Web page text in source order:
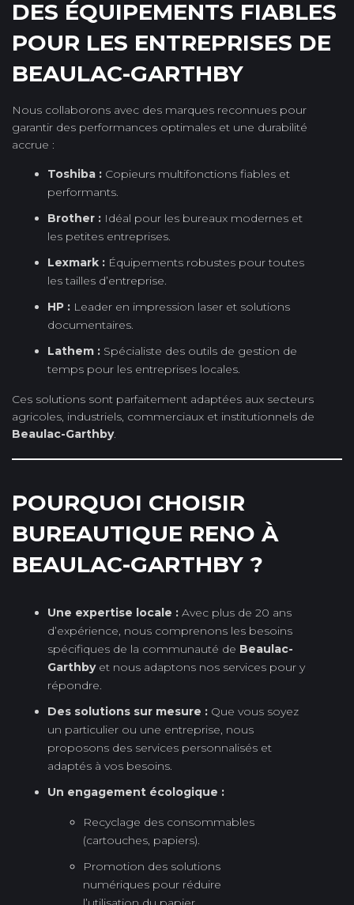
DES ÉQUIPEMENTS FIABLES
POUR LES ENTREPRISES DE
BEAULAC-GARTHBY
Nous collaborons avec des marques reconnues pour
garantir des performances optimales et une durabilité
accrue :
Toshiba : Copieurs multifonctions fiables et
performants.
Brother : Idéal pour les bureaux modernes et
les petites entreprises.
Lexmark : Équipements robustes pour toutes
les tailles d’entreprise.
HP : Leader en impression laser et solutions
documentaires.
Lathem : Spécialiste des outils de gestion de
temps pour les entreprises locales.
Ces solutions sont parfaitement adaptées aux secteurs
agricoles, industriels, commerciaux et institutionnels de
Beaulac-Garthby.
POURQUOI CHOISIR
BUREAUTIQUE RENO À
BEAULAC-GARTHBY ?
Une expertise locale : Avec plus de 20 ans
d’expérience, nous comprenons les besoins
spécifiques de la communauté de Beaulac-
Garthbyet nous adaptons nos services pour y
répondre.
Des solutions sur mesure : Que vous soyez
un particulier ou une entreprise, nous
proposons des services personnalisés et
adaptés à vos besoins.
Un engagement écologique :
Recyclage des consommables
(cartouches, papiers).
Promotion des solutions
numériques pour réduire